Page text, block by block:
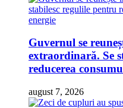
Guvernul se
extraordinară. Se
reducerea
august 7, 2026